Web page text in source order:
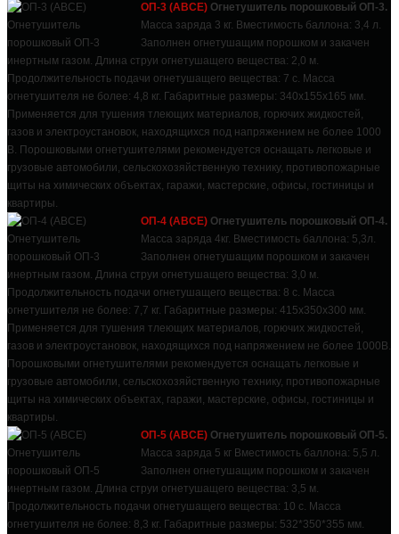
ОП-3 (АВСЕ) Огнетушитель порошковый ОП-3.
Масса заряда 3 кг. Вместимость баллона: 3,4 л.
Заполнен огнетушащим порошком и закачен
инертным газом. Длина струи огнетушащего вещества: 2,0 м.
Продолжительность подачи огнетушащего вещества: 7 с. Масса
огнетушителя не более: 4,8 кг. Габаритные размеры: 340х155х165 мм.
Применяется для тушения тлеющих материалов, горючих жидкостей,
газов и электроустановок, находящихся под напряжением не более 1000
В. Порошковыми огнетушителями рекомендуется оснащать легковые и
грузовые автомобили, сельскохозяйственную технику, противопожарные
щиты на химических объектах, гаражи, мастерские, офисы, гостиницы и
квартиры.
ОП-4 (АВСЕ) Огнетушитель порошковый ОП-4.
Масса заряда 4кг. Вместимость баллона: 5,3л.
Заполнен огнетушащим порошком и закачен
инертным газом. Длина струи огнетушащего вещества: 3,0 м.
Продолжительность подачи огнетушащего вещества: 8 с. Масса
огнетушителя не более: 7,7 кг. Габаритные размеры: 415х350х300 мм.
Применяется для тушения тлеющих материалов, горючих жидкостей,
газов и электроустановок, находящихся под напряжением не более 1000В.
Порошковыми огнетушителями рекомендуется оснащать легковые и
грузовые автомобили, сельскохозяйственную технику, противопожарные
щиты на химических объектах, гаражи, мастерские, офисы, гостиницы и
квартиры.
ОП-5 (АВСЕ) Огнетушитель порошковый ОП-5.
Масса заряда 5 кг Вместимость баллона: 5,5 л.
Заполнен огнетушащим порошком и закачен
инертным газом. Длина струи огнетушащего вещества: 3,5 м.
Продолжительность подачи огнетушащего вещества: 10 с. Масса
огнетушителя не более: 8,3 кг. Габаритные размеры: 532*350*355 мм.